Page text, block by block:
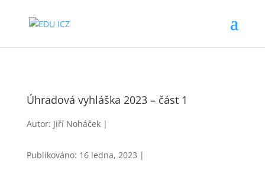
Úhradová vyhláška 2023 – část 1
Autor: Jiří Noháček |
Publikováno: 16 ledna, 2023 |